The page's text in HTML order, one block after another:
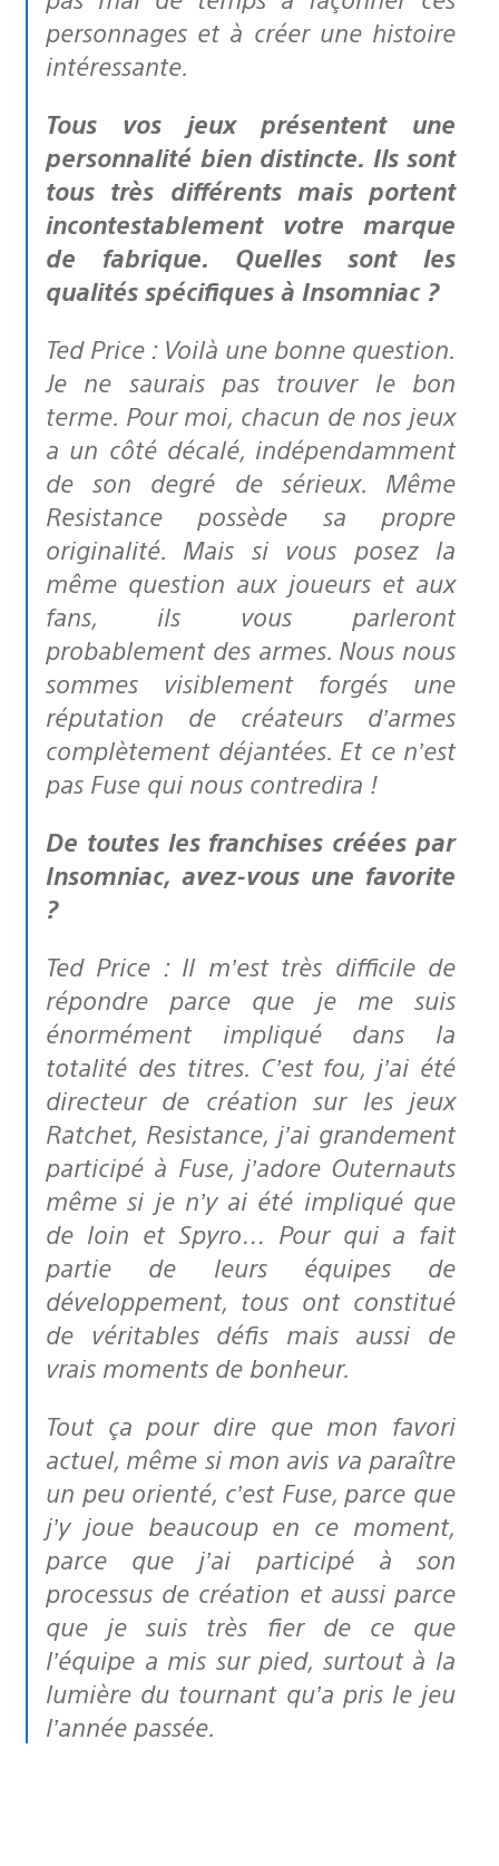
personnages et à créer une histoire
intéressante.
Tous vos jeux présentent une
personnalité bien distincte. Ils sont
tous très différents mais portent
incontestablement votre marque
de fabrique. Quelles sont les
qualités spécifiques à Insomniac ?
Ted Price : Voilà une bonne question.
Je ne saurais pas trouver le bon
terme. Pour moi, chacun de nos jeux
a un côté décalé, indépendamment
de son degré de sérieux. Même
Resistance possède sa propre
originalité. Mais si vous posez la
même question aux joueurs et aux
fans, ils vous parleront
probablement des armes. Nous nous
sommes visiblement forgés une
réputation de créateurs d’armes
complètement déjantées. Et ce n’est
pas Fuse qui nous contredira !
De toutes les franchises créées par
Insomniac, avez-vous une favorite
?
Ted Price : Il m’est très difficile de
répondre parce que je me suis
énormément impliqué dans la
totalité des titres. C’est fou, j’ai été
directeur de création sur les jeux
Ratchet, Resistance, j’ai grandement
participé à Fuse, j’adore Outernauts
même si je n’y ai été impliqué que
de loin et Spyro… Pour qui a fait
partie de leurs équipes de
développement, tous ont constitué
de véritables défis mais aussi de
vrais moments de bonheur.
Tout ça pour dire que mon favori
actuel, même si mon avis va paraître
un peu orienté, c’est Fuse, parce que
j’y joue beaucoup en ce moment,
parce que j’ai participé à son
processus de création et aussi parce
que je suis très fier de ce que
l’équipe a mis sur pied, surtout à la
lumière du tournant qu’a pris le jeu
l’année passée.